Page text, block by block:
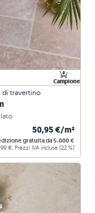
di travertino
50,95 €/m²
gratuita da 5.000 €
€. Prezzi IVA inclusa (22 %)
Campione